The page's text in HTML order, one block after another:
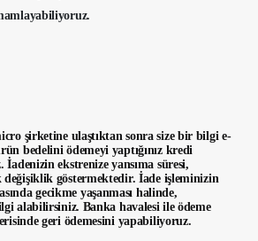
şirketine ulaştıktan sonra size bir bilgi e-
bedelini ödemeyi yaptığınız kredi
İadenizin ekstrenize yansıma süresi,
değişiklik göstermektedir. İade işleminizin
gecikme yaşanması halinde,
alabilirsiniz. Banka havalesi ile ödeme
geri ödemesini yapabiliyoruz.